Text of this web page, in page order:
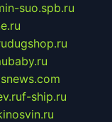
suo.spb.ru
dugshop.ru
f-ship.ru